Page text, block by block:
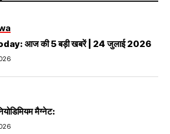
आज की 5 बड़ी खबरें | 24 जुलाई 2026
मैग्नेट: